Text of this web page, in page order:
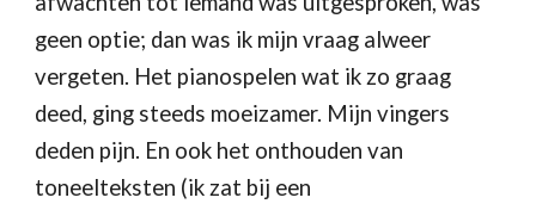
geen optie; dan was ik mijn vraag alweer
vergeten. Het pianospelen wat ik zo graag
deed, ging steeds moeizamer. Mijn vingers
deden pijn. En ook het onthouden van
toneelteksten (ik zat bij een